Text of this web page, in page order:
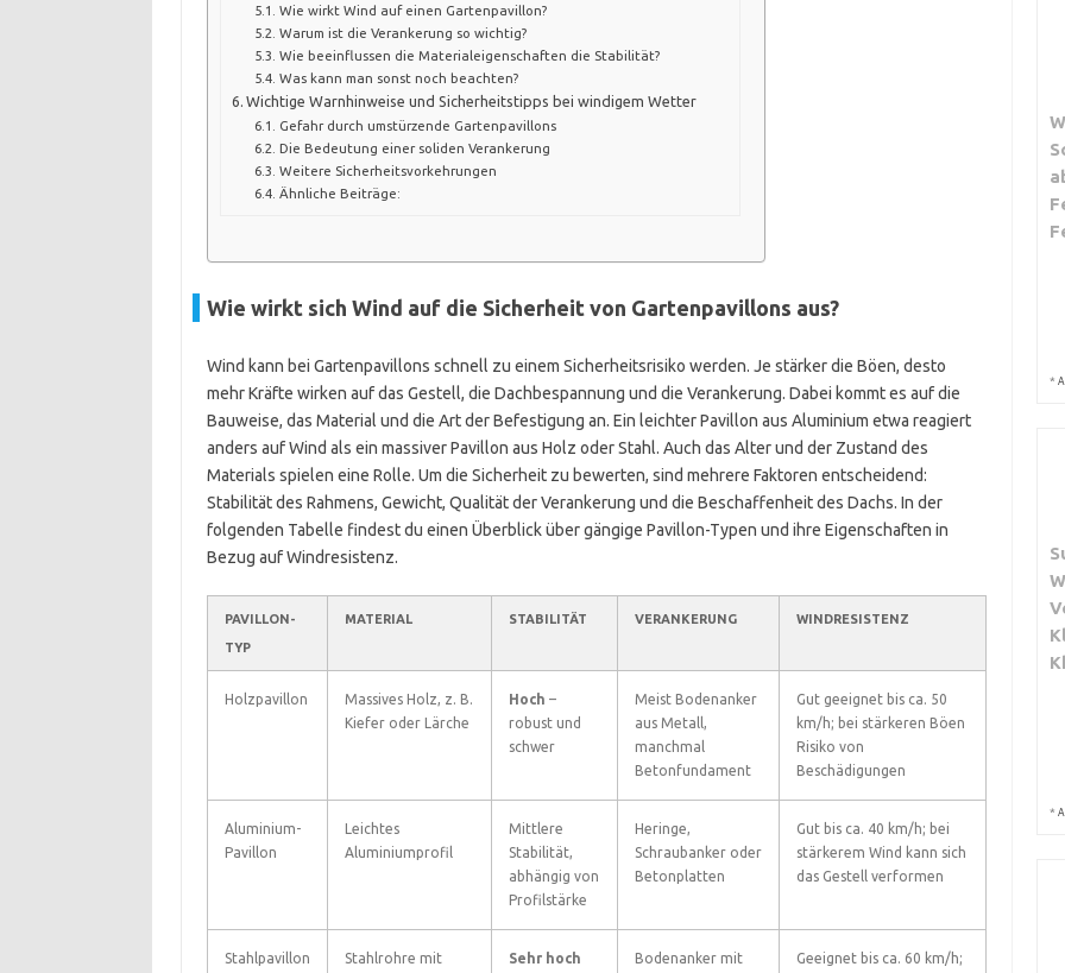
Wie wirkt Wind auf einen Gartenpavillon?
Warum ist die Verankerung so wichtig?
Wie beeinflussen die Materialeigenschaften die Stabilität?
Was kann man sonst noch beachten?
Wichtige Warnhinweise und Sicherheitstipps bei windigem Wetter
Gefahr durch umstürzende Gartenpavillons
Die Bedeutung einer soliden Verankerung
Weitere Sicherheitsvorkehrungen
Ähnliche Beiträge:
Wie wirkt sich Wind auf die Sicherheit von Gartenpavillons aus?
Wind kann bei Gartenpavillons schnell zu einem Sicherheitsrisiko werden. Je stärker die Böen, desto
mehr Kräfte wirken auf das Gestell, die Dachbespannung und die Verankerung. Dabei kommt es auf die
Bauweise, das Material und die Art der Befestigung an. Ein leichter Pavillon aus Aluminium etwa reagiert
anders auf Wind als ein massiver Pavillon aus Holz oder Stahl. Auch das Alter und der Zustand des
Materials spielen eine Rolle. Um die Sicherheit zu bewerten, sind mehrere Faktoren entscheidend:
Stabilität des Rahmens, Gewicht, Qualität der Verankerung und die Beschaffenheit des Dachs. In der
folgenden Tabelle findest du einen Überblick über gängige Pavillon-Typen und ihre Eigenschaften in
Bezug auf Windresistenz.
PAVILLON-
TYP
MATERIAL STABILITÄT VERANKERUNG WINDRESISTENZ
Holzpavillon
Massives Holz, z. B.
Kiefer oder Lärche
Hoch –
robust und
schwer
Meist Bodenanker
aus Metall,
manchmal
Betonfundament
Gut geeignet bis ca. 50
km/h; bei stärkeren Böen
Risiko von
Beschädigungen
Aluminium-
Pavillon
Leichtes
Aluminiumprofil
Mittlere
Stabilität,
abhängig von
Profilstärke
Heringe,
Schraubanker oder
Betonplatten
Gut bis ca. 40 km/h; bei
stärkerem Wind kann sich
das Gestell verformen
Stahlpavillon
Stahlrohre mit
Sehr hoch
Bodenanker mit
Geeignet bis ca. 60 km/h;
*
*